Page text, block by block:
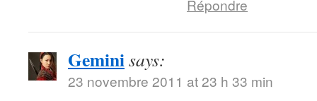
Répondre
Geminisays:
23 novembre 2011 at 23 h 33 min